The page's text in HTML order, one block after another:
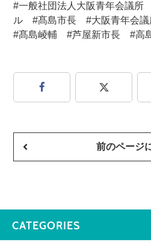
#一般社団法人大阪青年会議
ル #髙島市長 #大阪青年会
#髙島崚輔 #芦屋新市長 #高
前のページ
CATEGORIES